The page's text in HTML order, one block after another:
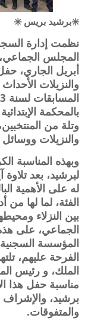
✳️برشيد بريس ✳️
نظمت إدارة
أبريل الجاري،
والنزيلات
بالمحكمة
وتلة من
والنزيلات ووسائل
وبهذه المناسبة
لبرشيد، بعد
له على الأهمية
الفئة، لما لها
بين النزلاء
الجماعي، على هذه
المؤسسة
الفرحة عليهم،
الملك، و رئيس
مناسبة حفل هذا
برشيد، والإشراف
والمتفوقات.